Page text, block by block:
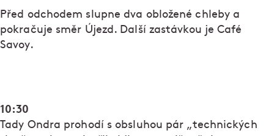
Před odchodem slupne dva obložené chleby a
pokračuje směr Újezd. Další zastávkou je Café
Savoy.
10:30
Tady Ondra prohodí s obsluhou pár „technických